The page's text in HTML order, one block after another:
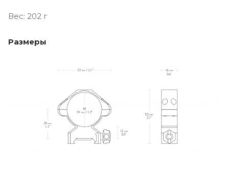
Вес: 202 г
Размеры